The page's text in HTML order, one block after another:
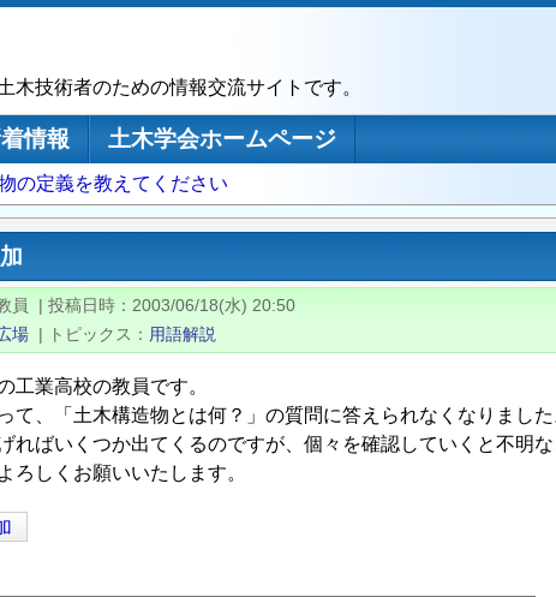
木技術者のための情報交流サイトです。
情報
土木学会ホームページ
の定義を教えてください
員 | 投稿日時
2003/06/18(水) 20:50
場 | トピックス 用語解説
工業高校の教員です。
て、「土木構造物とは何？」の質問に答えられなくなりました
ればいくつか出てくるのですが、個々を確認していくと不明な
ろしくお願いいたします。